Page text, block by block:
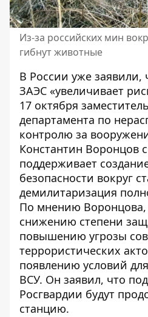
Из-за российских мин
гибнут животные
В России уже заявили,
ЗАЭС «увеличивает
17 октября
департамента по
контролю за
Константин Воронцов
поддерживает
безопасности вокруг
демилитаризация
По мнению Воронцова,
снижению степени
повышению угрозы
террористических
появлению условий
ВСУ. Он заявил, что
Росгвардии будут
станцию.